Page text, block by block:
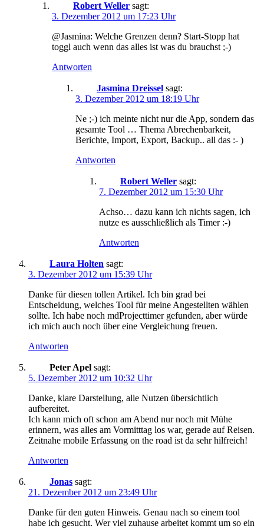
Robert Weller sagt:
3. Dezember 2012 um 17:23 Uhr
@Jasmina: Welche Grenzen denn? Start-Stopp hat
toggl auch wenn das alles ist was du brauchst ;-)
Antworten
Jasmina Dreissel sagt:
3. Dezember 2012 um 18:19 Uhr
Ne ;-) ich meinte nicht nur die App, sondern das
gesamte Tool … Thema Abrechenbarkeit,
Berichte, Import, Export, Backup.. all das :- )
Antworten
Robert Weller sagt:
7. Dezember 2012 um 15:30 Uhr
Achso… dazu kann ich nichts sagen, ich
nutze es ausschließlich als Timer :-)
Antworten
Laura Holten sagt:
3. Dezember 2012 um 15:39 Uhr
Danke für diesen tollen Artikel. Ich bin grad bei
Entscheidung, welches Tool für meine Angestellten wählen
sollte. Ich habe noch mdProjecttimer gefunden, aber würde
ich mich auch noch über eine Vergleichung freuen.
Antworten
Peter Apel sagt:
5. Dezember 2012 um 10:32 Uhr
Danke, klare Darstellung, alle Nutzen übersichtlich
aufbereitet.
Ich kann mich oft schon am Abend nur noch mit Mühe
erinnern, was alles am Vormitttag los war, gerade auf Reisen.
Zeitnahe mobile Erfassung on the road ist da sehr hilfreich!
Antworten
Jonas sagt:
21. Dezember 2012 um 23:49 Uhr
Danke für den guten Hinweis. Genau nach so einem tool
habe ich gesucht. Wer viel zuhause arbeitet kommt um so ein